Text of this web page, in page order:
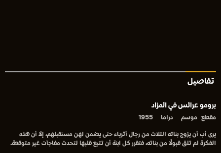
تفاصيل
برومو عرائس في المزاد
مقطع موسم دراما 1955
يرى أب أن يزوج بناته الثلاث من رجال أثرياء حتى يضمن لهن مستقبلهم، إلا أن هذه
الفكرة لم تلق قبولًا من بناته، فتقرر كل ابنة أن تتبع قلبها لتحدث مفاجآت غير متوقعة.